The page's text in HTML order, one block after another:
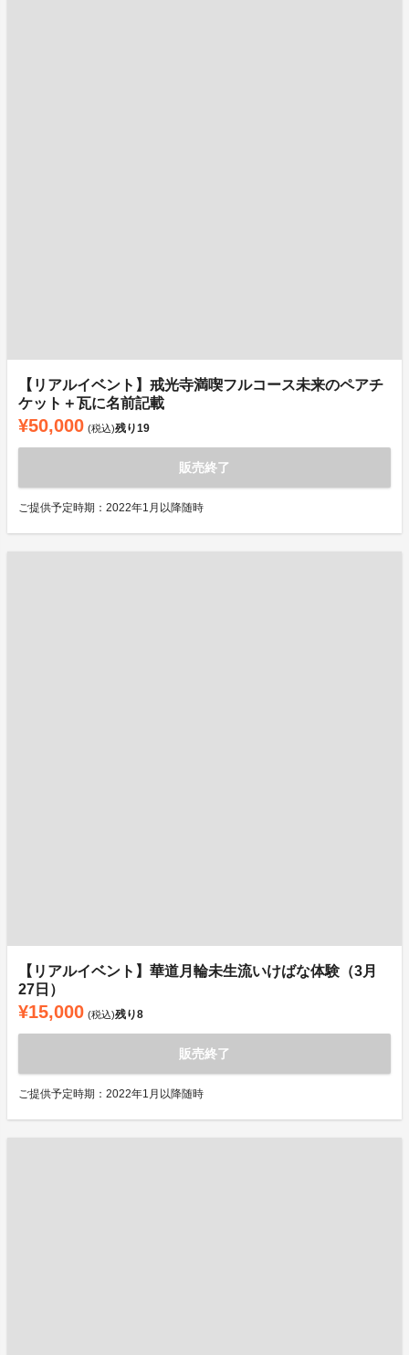
【リアルイベント】戒光寺満喫フルコース未来のペアチ
ケット＋瓦に名前記載
¥50,000 (税込)残り19
販売終了
ご提供予定時期：2022年1月以降随時
【リアルイベント】華道月輪未生流いけばな体験（3月
27日）
¥15,000 (税込)残り8
販売終了
ご提供予定時期：2022年1月以降随時